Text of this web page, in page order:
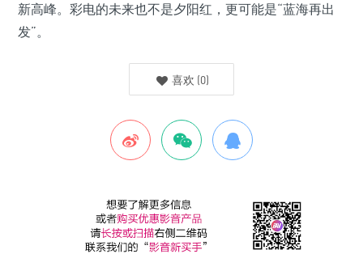
新高峰。彩电的未来也不是夕阳红，更可能是“蓝海再出
发”。
喜欢 (0)